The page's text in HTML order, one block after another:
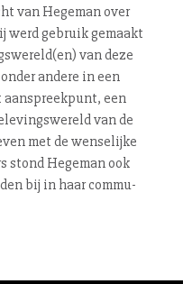
van Hegeman over
werd gebruik gemaakt
van deze
andere in een
een
van de
met de wenselijke
stond Hegeman ook
bij in haar com­mu­